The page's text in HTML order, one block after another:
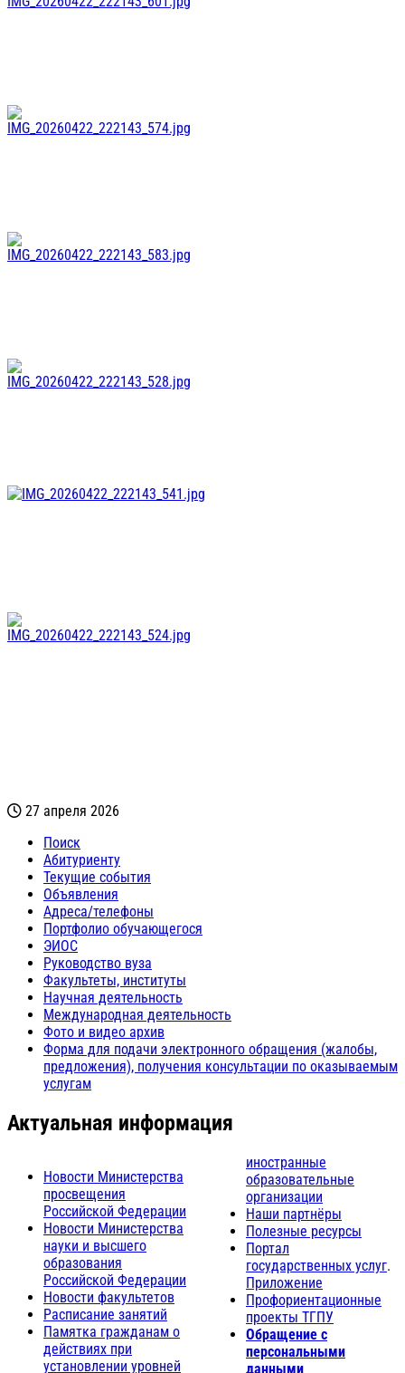
27 апреля 2026
Поиск
Абитуриенту
Текущие события
Объявления
Адреса/телефоны
Портфолио обучающегося
ЭИОС
Руководство вуза
Факультеты, институты
Научная деятельность
Международная деятельность
Фото и видео архив
Форма для подачи электронного обращения (жалобы,
предложения), получения консультации по оказываемым
услугам
Актуальная информация
Новости Министерства
просвещения
Российской Федерации
Новости Министерства
науки и высшего
образования
Российской Федерации
Новости факультетов
Расписание занятий
Памятка гражданам о
действиях при
установлении уровней
иностранные
образовательные
организации
Наши партнёры
Полезные ресурсы
Портал
государственных услуг.
Приложение
Профориентационные
проекты ТГПУ
Обращение с
персональными
данными